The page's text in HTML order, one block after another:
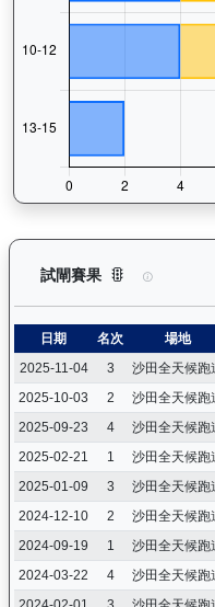
試閘賽果 愛馬善
日期 名次 場地
2025-11-04
3 沙田全天候跑
2025-10-03
2 沙田全天候跑
2025-09-23
4 沙田全天候跑
2025-02-21
1 沙田全天候跑
2025-01-09
3 沙田全天候跑
2024-12-10
2 沙田全天候跑
2024-09-19
1 沙田全天候跑
2024-03-22
4 沙田全天候跑